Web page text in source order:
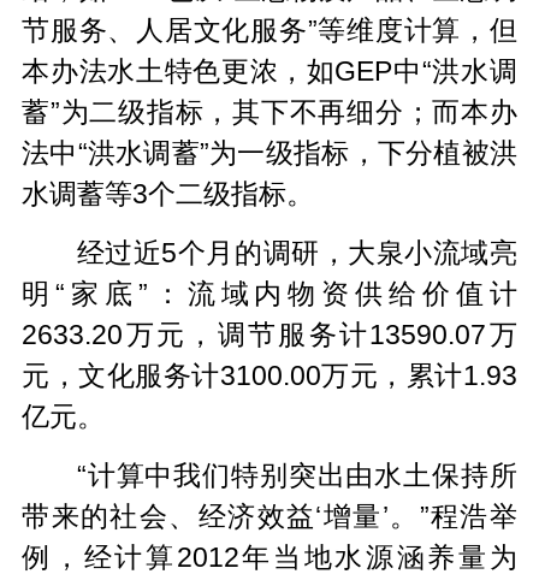
节服务、人居文化服务”等维度计算，但
本办法水土特色更浓，如GEP中“洪水调
蓄”为二级指标，其下不再细分；而本办
法中“洪水调蓄”为一级指标，下分植被洪
水调蓄等3个二级指标。
经过近5个月的调研，大泉小流域亮
明“家底”：流域内物资供给价值计
2633.20万元，调节服务计13590.07万
元，文化服务计3100.00万元，累计1.93
亿元。
“计算中我们特别突出由水土保持所
带来的社会、经济效益‘增量’。”程浩举
例，经计算2012年当地水源涵养量为